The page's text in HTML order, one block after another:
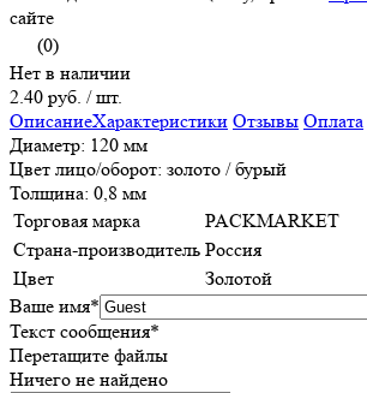
сайте
(0)
Нет в наличии
2.40 руб. / шт.
ОписаниеХарактеристики Отзывы Оплата
Диаметр: 120 мм
Цвет лицо/оборот: золото / бурый
Толщина: 0,8 мм
Торговая марка
PACKMARKET
Страна-производитель Россия
Цвет
Золотой
Ваше имя*
Текст сообщения*
Перетащите файлы
Ничего не найдено